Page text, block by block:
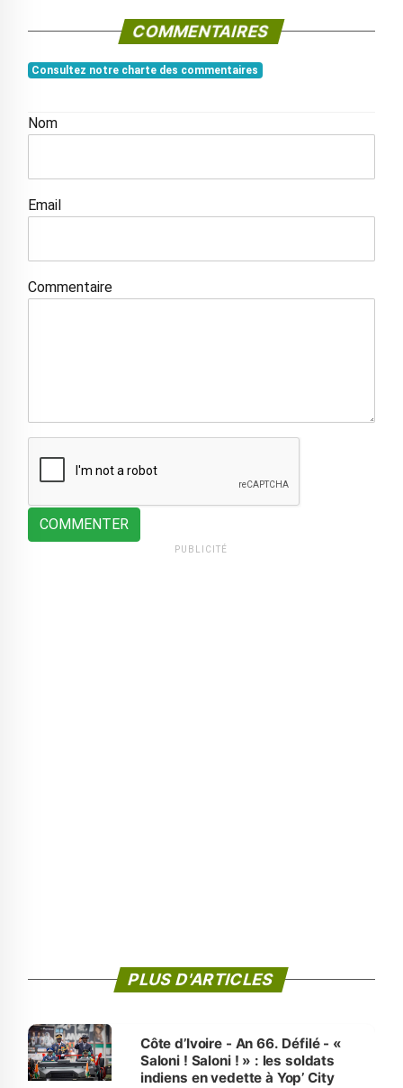
COMMENTAIRES
Consultez notre charte des commentaires
Nom
Email
Commentaire
COMMENTER
PUBLICITÉ
PLUS D'ARTICLES
Côte d’Ivoire - An 66. Défilé - «
Saloni ! Saloni ! » : les soldats
indiens en vedette à Yop’ City